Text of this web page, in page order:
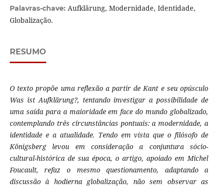
Palavras-chave: Aufklärung, Modernidade, Identidade,
Globalização.
RESUMO
O texto propõe uma reflexão a partir de Kant e seu opúsculo
Was ist Aufklärung?, tentando investigar a possibilidade de
uma saída para a maioridade em face do mundo globalizado,
contemplando três circunstâncias pontuais: a modernidade, a
identidade e a atualidade. Tendo em vista que o filósofo de
Königsberg levou em consideração a conjuntura sócio-
cultural-histórica de sua época, o artigo, apoiado em Michel
Foucault, refaz o mesmo questionamento, adaptando a
discussão à hodierna globalização, não sem observar as